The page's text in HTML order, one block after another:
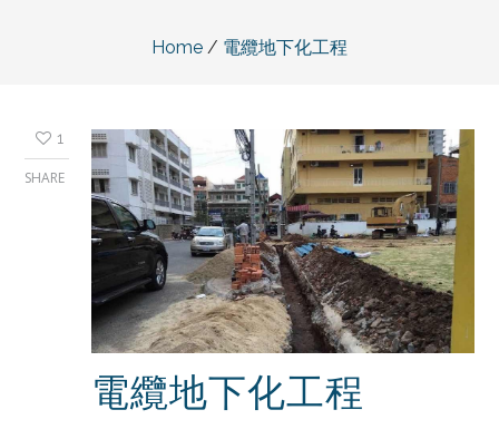
Home / 電纜地下化工程
1
SHARE
電纜地下化工程